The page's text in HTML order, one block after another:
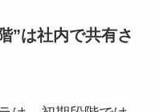
”は社内で共有さ